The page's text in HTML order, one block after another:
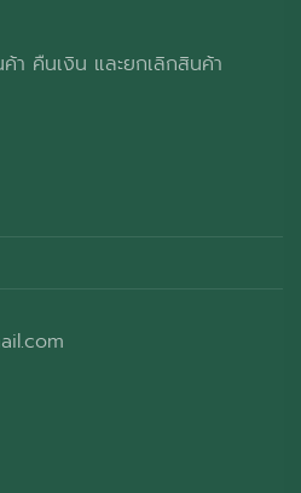
า คืนเงิน และยกเลิกสินค้า